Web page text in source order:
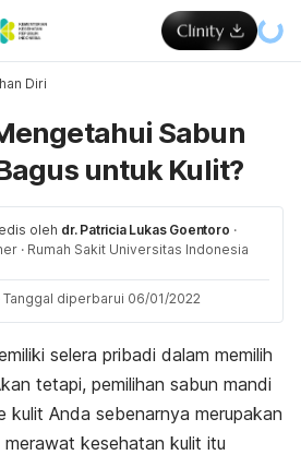
Diri
Sabun
untuk Kulit?
oleh dr. Patricia Lukas Goentoro ·
· Rumah Sakit Universitas Indonesia
Tanggal diperbarui 06/01/2022
selera pribadi dalam memilih
tetapi, pemilihan sabun mandi
kulit Anda sebenarnya merupakan
kesehatan kulit itu